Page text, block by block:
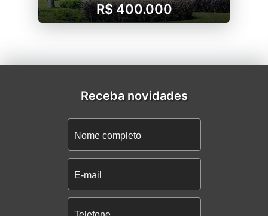
R$ 400.000
Receba novidades